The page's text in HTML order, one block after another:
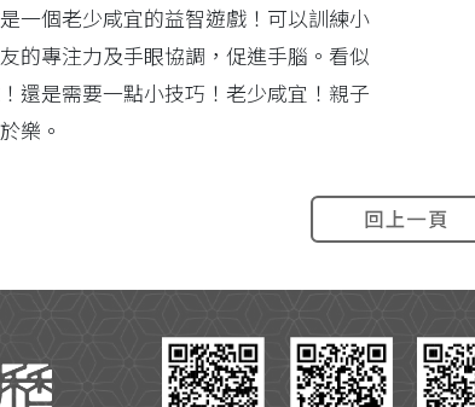
一個老少咸宜的益智遊戲！可以訓練小
的專注力及手眼協調，促進手腦。看似
還是需要一點小技巧！老少咸宜！親子
樂。